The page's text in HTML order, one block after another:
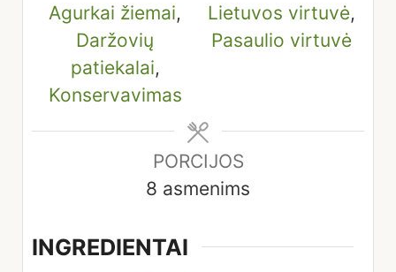
Agurkai žiemai,
Daržovių
patiekalai,
Konservavimas
Lietuvos virtuvė,
Pasaulio virtuvė
PORCIJOS
8 asmenims
INGREDIENTAI